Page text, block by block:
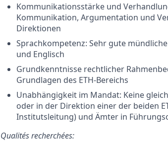
Kommunikationsstärke und
Kommunikation, Argumentation und
Direktionen
Sprachkompetenz: Sehr gute
und Englisch
Grundkenntnisse rechtlicher
Grundlagen des ETH-Bereichs
Unabhängigkeit im Mandat: Keine
oder in der Direktion einer der beiden
Institutsleitung) und Ämter in
Qualités recherchées: